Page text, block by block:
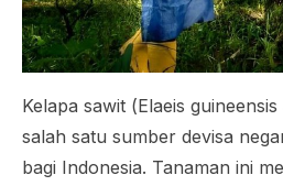
Kelapa sawit (Elaeis guineensis
salah satu sumber devisa
bagi Indonesia. Tanaman ini